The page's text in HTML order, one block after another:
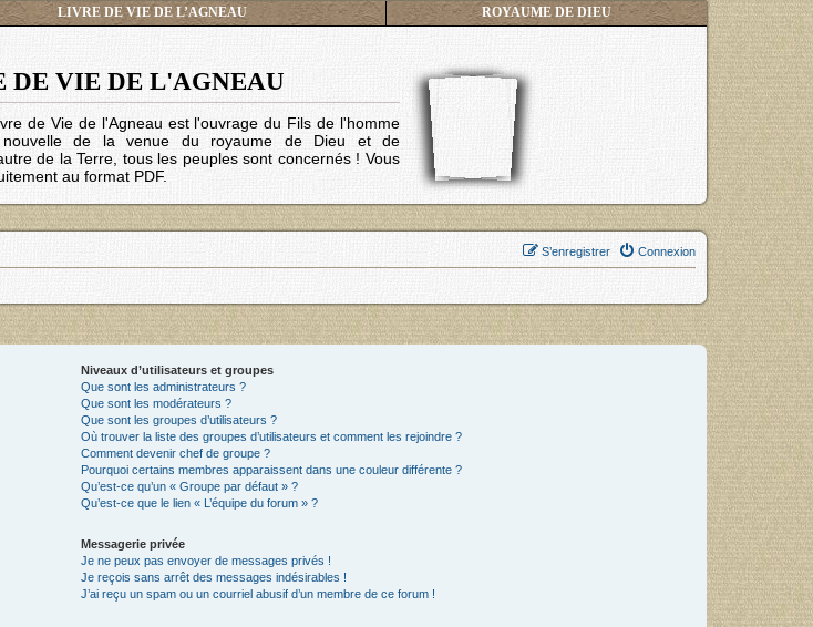
LIVRE DE VIE DE L’AGNEAU ROYAUME DE DIEU
DE VIE DE L'AGNEAU
de Vie de l'Agneau est l'ouvrage du Fils de l'homme
de la venue du royaume de Dieu et de
de la Terre, tous les peuples sont concernés ! Vous
au format PDF.
Connexion
S’enregistrer
Niveaux d’utilisateurs et groupes
Que sont les administrateurs ?
Que sont les modérateurs ?
Que sont les groupes d’utilisateurs ?
Où trouver la liste des groupes d’utilisateurs et comment les rejoindre ?
Comment devenir chef de groupe ?
Pourquoi certains membres apparaissent dans une couleur différente ?
Qu’est-ce qu’un « Groupe par défaut » ?
Qu’est-ce que le lien « L’équipe du forum » ?
Messagerie privée
Je ne peux pas envoyer de messages privés !
Je reçois sans arrêt des messages indésirables !
J’ai reçu un spam ou un courriel abusif d’un membre de ce forum !